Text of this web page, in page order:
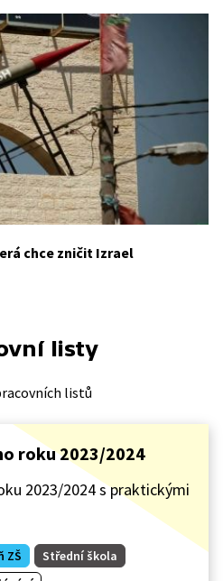
chce zničit Izrael
listy
listů
roku 2023/2024
2023/2024 s praktickými
ZŠ
Střední škola